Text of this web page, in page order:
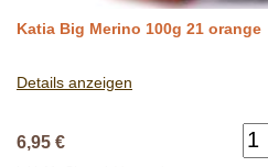
Katia Big Merino 100g 21 orange
Details anzeigen
6,95 €